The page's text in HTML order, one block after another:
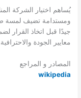
يُساهم اختيار الشركة
ومستدامة تضيف لمسة
جيدًا قبل اتخاذ القرار
معايير الجودة
المصادر و المراجع
wikipedia